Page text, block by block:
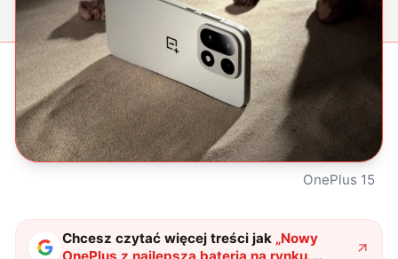
OnePlus 15
Chcesz czytać więcej treści jak „Nowy